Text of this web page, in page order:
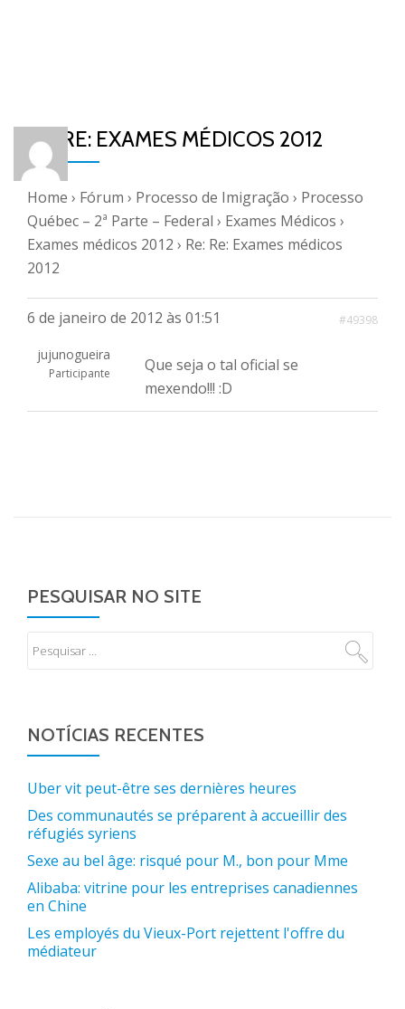
RE: RE: EXAMES MÉDICOS 2012
Home › Fórum › Processo de Imigração › Processo
Québec – 2ª Parte – Federal › Exames Médicos ›
Exames médicos 2012 › Re: Re: Exames médicos
2012
6 de janeiro de 2012 às 01:51 #49398
jujunogueira
Participante
Que seja o tal oficial se
mexendo!!! :D
PESQUISAR NO SITE
NOTÍCIAS RECENTES
Uber vit peut-être ses dernières heures
Des communautés se préparent à accueillir des
réfugiés syriens
Sexe au bel âge: risqué pour M., bon pour Mme
Alibaba: vitrine pour les entreprises canadiennes
en Chine
Les employés du Vieux-Port rejettent l'offre du
médiateur